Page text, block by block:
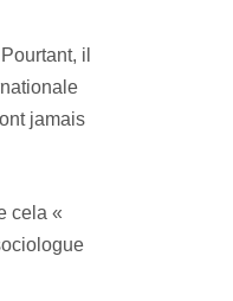
il
jamais
cela «